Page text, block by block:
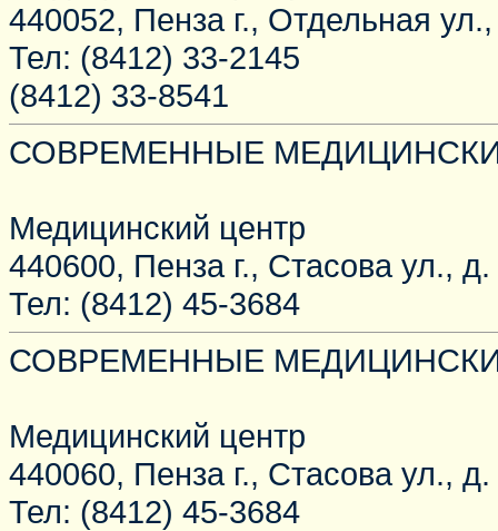
440052, Пенза г., Отдельная
Тел: (8412) 33-2145
(8412) 33-8541
СОВРЕМЕННЫЕ
Медицинский центр
440600, Пенза г., Стасова ул., д.
Тел: (8412) 45-3684
СОВРЕМЕННЫЕ
Медицинский центр
440060, Пенза г., Стасова ул., д.
Тел: (8412) 45-3684